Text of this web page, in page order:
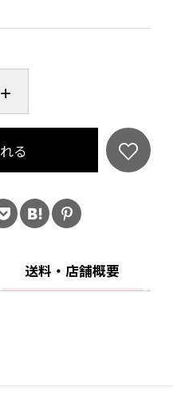
を与えた。代表作
れよん』は、ブルー
掛けた本は今年で100
あいちゃんのワンピ
『せかいいちおいし
んじょうびおめでと
る
送料・店舗概要